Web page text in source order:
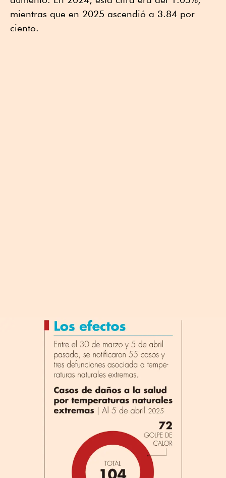
mientras que en 2025 ascendió a 3.84 por
ciento.